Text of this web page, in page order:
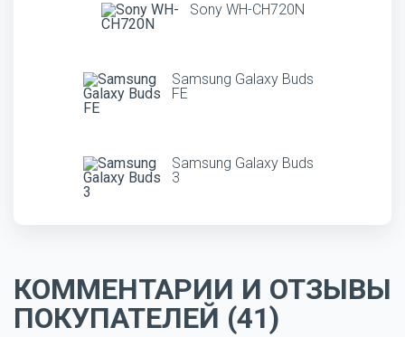
Sony WH-CH720N
Samsung Galaxy Buds
FE
Samsung Galaxy Buds
3
КОММЕНТАРИИ И ОТЗЫВЫ
ПОКУПАТЕЛЕЙ (41)